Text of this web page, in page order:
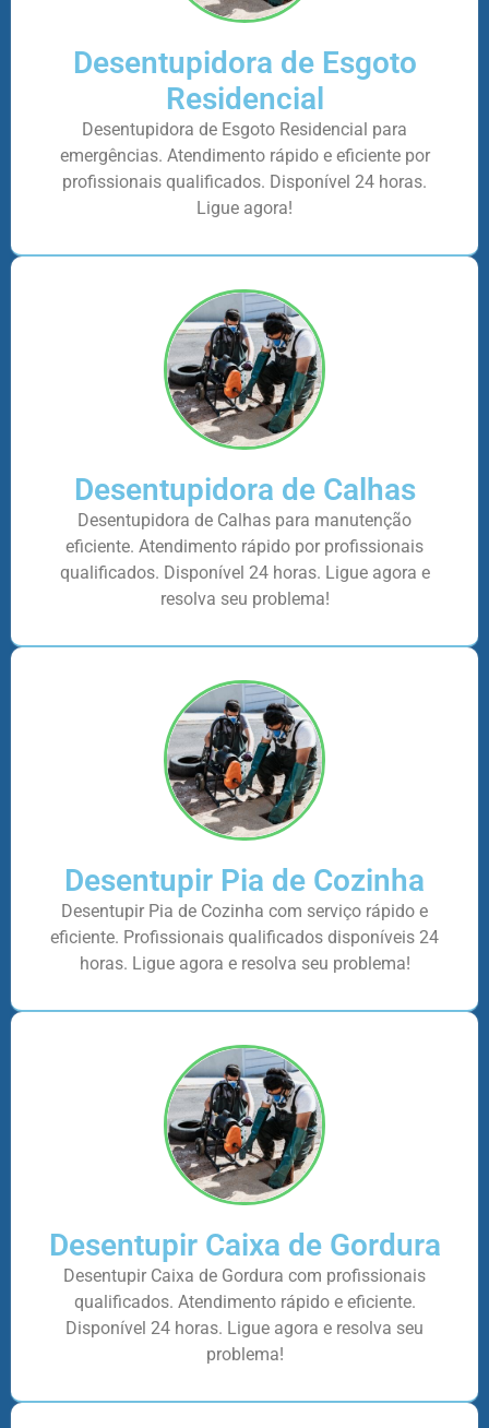
Desentupidora de Esgoto
Residencial
Desentupidora de Esgoto Residencial para
emergências. Atendimento rápido e eficiente por
profissionais qualificados. Disponível 24 horas.
Ligue agora!
Desentupidora de Calhas
Desentupidora de Calhas para manutenção
eficiente. Atendimento rápido por profissionais
qualificados. Disponível 24 horas. Ligue agora e
resolva seu problema!
Desentupir Pia de Cozinha
Desentupir Pia de Cozinha com serviço rápido e
eficiente. Profissionais qualificados disponíveis 24
horas. Ligue agora e resolva seu problema!
Desentupir Caixa de Gordura
Desentupir Caixa de Gordura com profissionais
qualificados. Atendimento rápido e eficiente.
Disponível 24 horas. Ligue agora e resolva seu
problema!